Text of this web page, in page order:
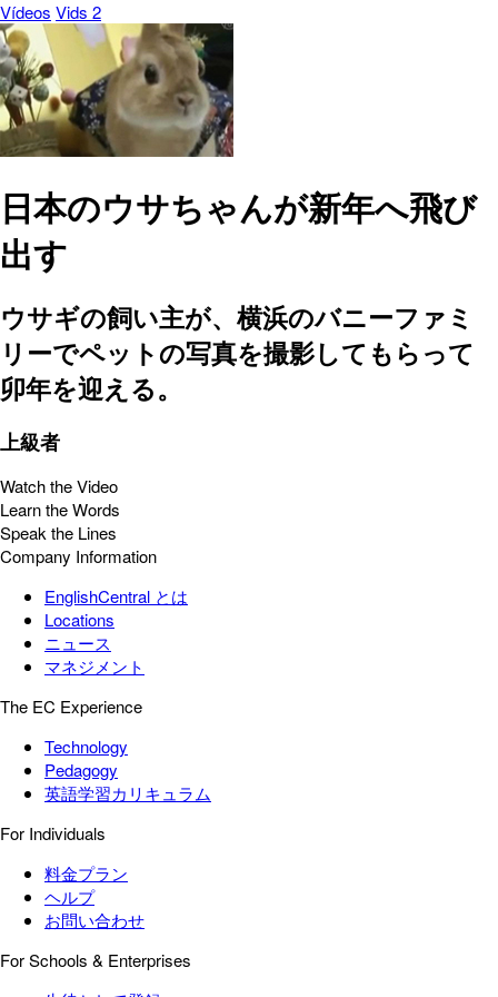
Vídeos Vids 2
日本のウサちゃんが新年へ飛び
出す
ウサギの飼い主が、横浜のバニーファミ
リーでペットの写真を撮影してもらって
卯年を迎える。
上級者
Watch the Video
Learn the Words
Speak the Lines
Company Information
EnglishCentral とは
Locations
ニュース
マネジメント
The EC Experience
Technology
Pedagogy
英語学習カリキュラム
For Individuals
料金プラン
ヘルプ
お問い合わせ
For Schools & Enterprises